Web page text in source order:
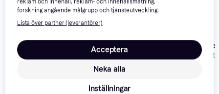
Royal Canin Babycat
Instinctive 0.195kg
Bozita Kattmat
Kattunge Kött
reklam och innehåll, reklam- och innehållsmätning,
forskning angående målgrupp och tjänsteutveckling.
Lista över partner (leverantörer)
Neka alla
Acceptera
Inställningar